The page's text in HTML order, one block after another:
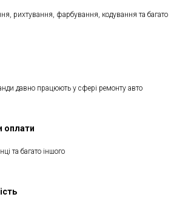
рихтування, фарбування, кодування та багато
давно працюють у сфері ремонту авто
оплати
та багато іншого